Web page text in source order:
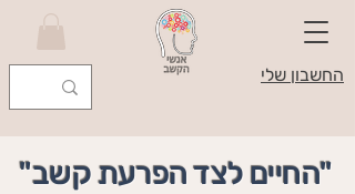
החשבון שלי
"החיים לצד הפרעת קשב"